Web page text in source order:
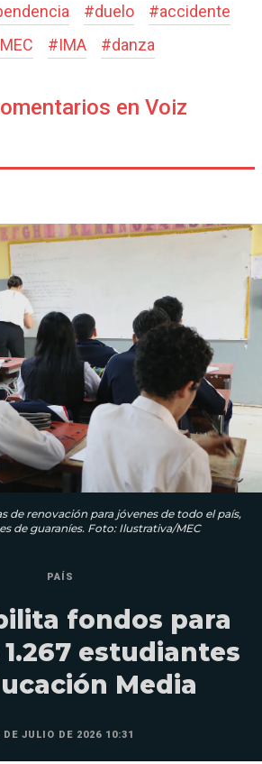
#duelo #accidente
MEC #IMA #danza
en Voiz
de renovación para jóvenes de todo el país,
de guaraníes. Foto: Ilustrativa/MEC
PAÍS
fondos para
estudiantes
Media
DE JULIO DE 2026 10:31